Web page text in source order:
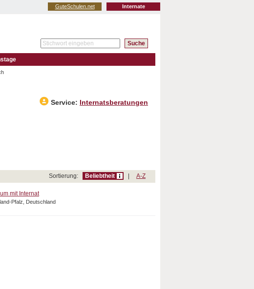
Internate
GuteSchulen.net
Service:
Internatsberatungen
Sortierung: Beliebtheit A-Z
mit Internat
Pfalz, Deutschland